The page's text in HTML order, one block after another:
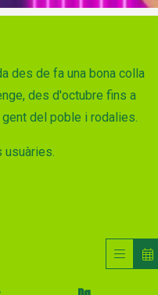
des de fa una bona colla
des d'octubre fins a
del poble i rodalies.
usuàries.